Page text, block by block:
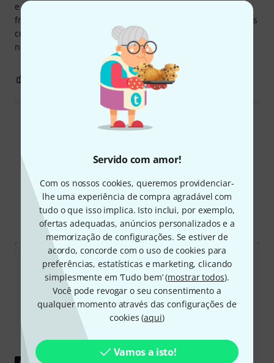
Servido com amor!
Com os nossos cookies, queremos providenciar-
lhe uma experiência de compra agradável com
tudo o que isso implica. Isto inclui, por exemplo,
ofertas adequadas, anúncios personalizados e a
memorização de configurações. Se estiver de
acordo, concorde com o uso de cookies para
preferências, estatísticas e marketing, clicando
simplesmente em ‘Tudo bem’ (mostrar todos).
Você pode revogar o seu consentimento a
qualquer momento através das configurações de
cookies (aqui)
Vamos a isto!
e este afinador o faz. Podemos afinar por nota ou por
frequência. Com a app podemos calcular infinitas afinações
com uma exatidão incrível e sem harmónicos resultando
num som impecável. Foi um bom investimento!
REPORTAR A CRÍTICA
Ler todas as reviews
Sabia?
Todos vídeos